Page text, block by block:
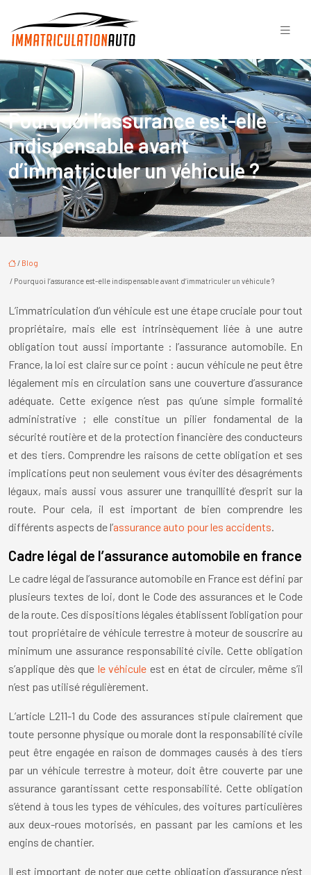
Pourquoi l’assurance est-elle
indispensable avant
d’immatriculer un véhicule ?
/ Blog
/ Pourquoi l’assurance est-elle indispensable avant d’immatriculer un véhicule ?
L’immatriculation d’un véhicule est une étape cruciale pour tout
propriétaire, mais elle est intrinsèquement liée à une autre
obligation tout aussi importante : l’assurance automobile. En
France, la loi est claire sur ce point : aucun véhicule ne peut être
légalement mis en circulation sans une couverture d’assurance
adéquate. Cette exigence n’est pas qu’une simple formalité
administrative ; elle constitue un pilier fondamental de la
sécurité routière et de la protection financière des conducteurs
et des tiers. Comprendre les raisons de cette obligation et ses
implications peut non seulement vous éviter des désagréments
légaux, mais aussi vous assurer une tranquillité d’esprit sur la
route. Pour cela, il est important de bien comprendre les
différents aspects de l’assurance auto pour les accidents.
Cadre légal de l’assurance automobile en france
Le cadre légal de l’assurance automobile en France est défini par
plusieurs textes de loi, dont le Code des assurances et le Code
de la route. Ces dispositions légales établissent l’obligation pour
tout propriétaire de véhicule terrestre à moteur de souscrire au
minimum une assurance responsabilité civile. Cette obligation
s’applique dès que le véhicule est en état de circuler, même s’il
n’est pas utilisé régulièrement.
L’article L211-1 du Code des assurances stipule clairement que
toute personne physique ou morale dont la responsabilité civile
peut être engagée en raison de dommages causés à des tiers
par un véhicule terrestre à moteur, doit être couverte par une
assurance garantissant cette responsabilité. Cette obligation
s’étend à tous les types de véhicules, des voitures particulières
aux deux-roues motorisés, en passant par les camions et les
engins de chantier.
Il est important de noter que cette obligation d’assurance n’est